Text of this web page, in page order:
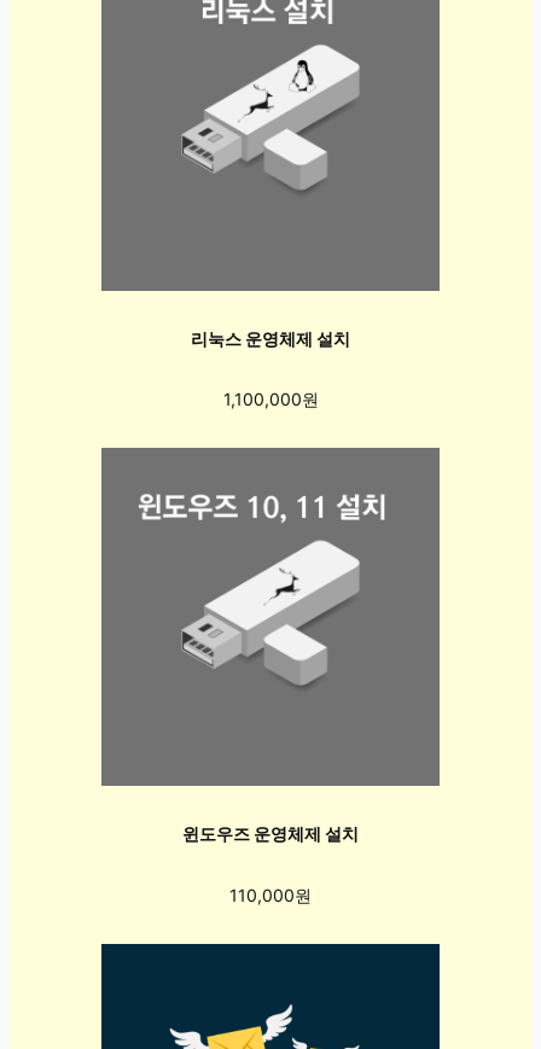
리눅스 운영체제 설치
1,100,000원
윈도우즈 운영체제 설치
110,000원